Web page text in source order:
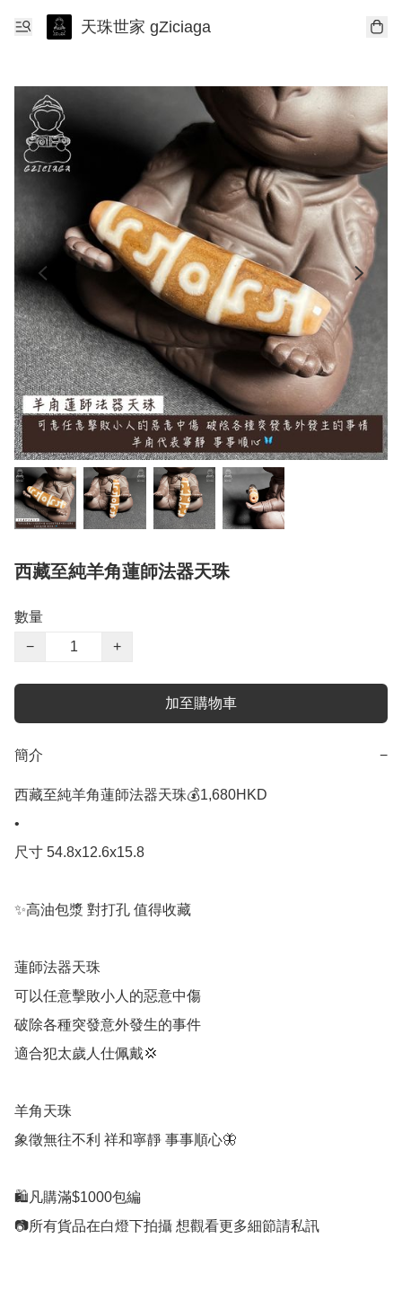
天珠世家 gZiciaga
西藏至純羊角蓮師法器天珠
數量
−
+
加至購物車
簡介 −
西藏至純羊角蓮師法器天珠💰1,680HKD
•
尺寸 54.8x12.6x15.8
✨高油包漿 對打孔 值得收藏
蓮師法器天珠
可以任意擊敗小人的惡意中傷
破除各種突發意外發生的事件
適合犯太歲人仕佩戴💢
羊角天珠
象徵無往不利 祥和寧靜 事事順心🦋
🛍凡購滿$1000包編